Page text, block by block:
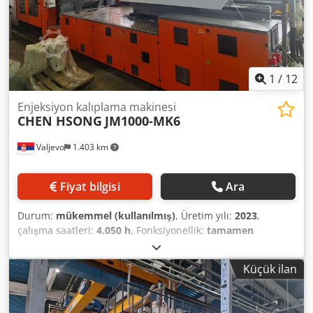
Soğutma devreleri: 8+8 Elektriksel kaskadlar: 12 Soğutma:
12 + 12 Hidrolik sıcak yolluk: 1x EUROMAP 6
1 / 12
Valjevo 1.403 km
Enjeksiyon kalıplama makinesi
CHEN HSONG JM1000-MK6
Fiyat bilgisi Ara
Durum: mükemmel (kullanılmış), Üretim yılı: 2023,
çalışma saatleri: 4.050 h, Fonksiyonellik: tamamen
, makine/araç numarası:
kuvveti:10.000 kN, vida çapı:110 mm, kolonlar arası
açıklık:1.100 mm , kolon çapı:180 mm, silindir hacmi:
4.941 cm³, enjeksiyon basıncı:1.840 bar, enjeksiyon
ağırlığı:4.546 g, kalıp yüksekliği (min.):450 mm, ejektör
Küçük ilan